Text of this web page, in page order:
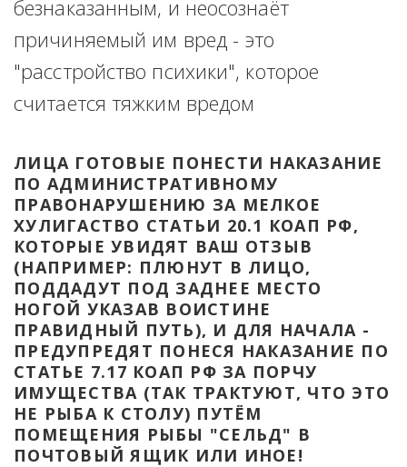
безнаказанным, и неосознаёт
причиняемый им вред - это
"расстройство психики", которое
считается тяжким вредом
ЛИЦА ГОТОВЫЕ ПОНЕСТИ НАКАЗАНИЕ
ПО АДМИНИСТРАТИВНОМУ
ПРАВОНАРУШЕНИЮ ЗА МЕЛКОЕ
ХУЛИГАСТВО СТАТЬИ 20.1 КОАП РФ,
КОТОРЫЕ УВИДЯТ ВАШ ОТЗЫВ
(НАПРИМЕР: ПЛЮНУТ В ЛИЦО,
ПОДДАДУТ ПОД ЗАДНЕЕ МЕСТО
НОГОЙ УКАЗАВ ВОИСТИНЕ
ПРАВИДНЫЙ ПУТЬ), И ДЛЯ НАЧАЛА -
ПРЕДУПРЕДЯТ ПОНЕСЯ НАКАЗАНИЕ ПО
СТАТЬЕ 7.17 КОАП РФ ЗА ПОРЧУ
ИМУЩЕСТВА (ТАК ТРАКТУЮТ, ЧТО ЭТО
НЕ РЫБА К СТОЛУ) ПУТЁМ
ПОМЕЩЕНИЯ РЫБЫ "СЕЛЬД" В
ПОЧТОВЫЙ ЯЩИК ИЛИ ИНОЕ!